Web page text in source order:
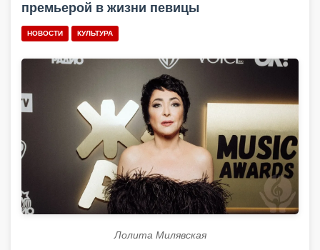
премьерой в жизни певицы
НОВОСТИ КУЛЬТУРА
Лолита Милявская